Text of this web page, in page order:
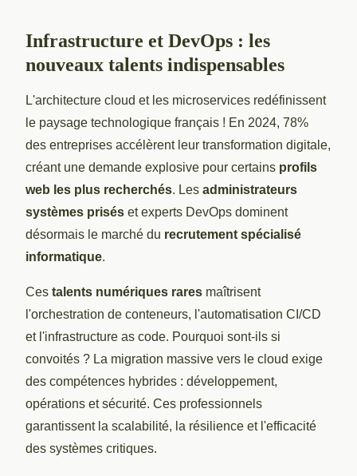
Infrastructure et DevOps : les
nouveaux talents indispensables
L'architecture cloud et les microservices redéfinissent
le paysage technologique français ! En 2024, 78%
des entreprises accélèrent leur transformation digitale,
créant une demande explosive pour certains profils
web les plus recherchés. Les administrateurs
systèmes prisés et experts DevOps dominent
désormais le marché du recrutement spécialisé
informatique.
Ces talents numériques rares maîtrisent
l'orchestration de conteneurs, l'automatisation CI/CD
et l'infrastructure as code. Pourquoi sont-ils si
convoités ? La migration massive vers le cloud exige
des compétences hybrides : développement,
opérations et sécurité. Ces professionnels
garantissent la scalabilité, la résilience et l'efficacité
des systèmes critiques.